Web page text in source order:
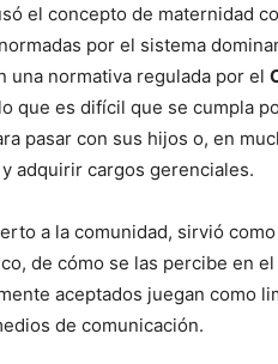
el concepto de maternidad
por el sistema
una normativa regulada por el
que es difícil que se cumpla
pasar con sus hijos o, en
adquirir cargos gerenciales.
a la comunidad, sirvió
de cómo se las percibe en
aceptados juegan como
de comunicación.